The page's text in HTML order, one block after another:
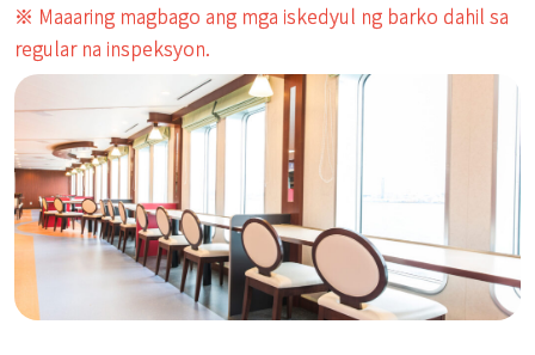
※ Maaaring magbago ang mga iskedyul ng barko dahil sa
regular na inspeksyon.